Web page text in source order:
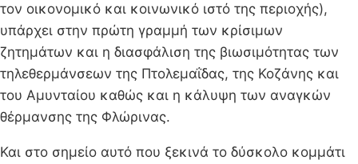
τον οικονομικό και κοινωνικό ιστό της περιοχής),
υπάρχει στην πρώτη γραμμή των κρίσιμων
ζητημάτων και η διασφάλιση της βιωσιμότητας των
τηλεθερμάνσεων της Πτολεμαΐδας, της Κοζάνης και
του Αμυνταίου καθώς και η κάλυψη των αναγκών
θέρμανσης της Φλώρινας.
Και στο σημείο αυτό που ξεκινά το δύσκολο κομμάτι